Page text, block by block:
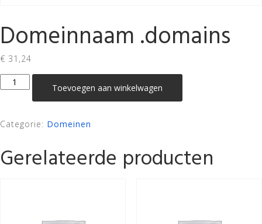
Domeinnaam .domains
€ 31,24
Domeinnaam
.domains
Toevoegen aan winkelwagen
Categorie: Domeinen
Gerelateerde producten